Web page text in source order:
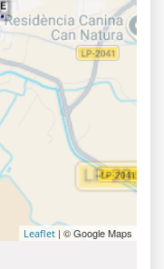
Leaflet | © Google Maps